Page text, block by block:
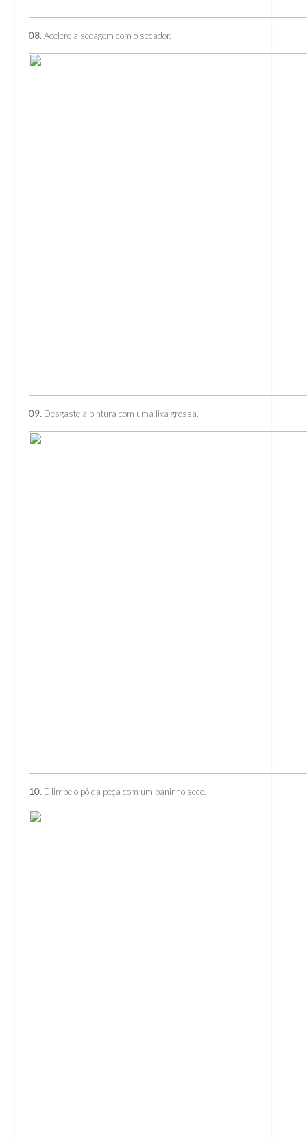
08.Acelere a secagem com o secador.
09. Desgaste a pintura com uma lixa grossa.
10. E limpe o pó da peça com um paninho seco.